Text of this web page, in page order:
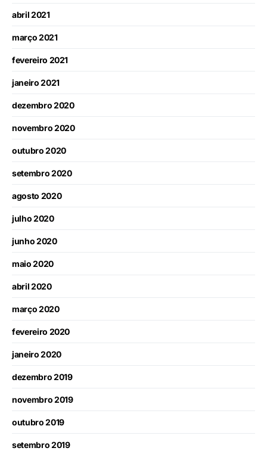
abril 2021
março 2021
fevereiro 2021
janeiro 2021
dezembro 2020
novembro 2020
outubro 2020
setembro 2020
agosto 2020
julho 2020
junho 2020
maio 2020
abril 2020
março 2020
fevereiro 2020
janeiro 2020
dezembro 2019
novembro 2019
outubro 2019
setembro 2019